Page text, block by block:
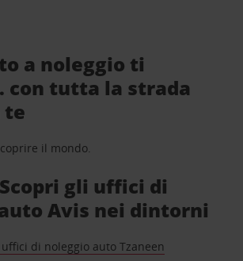
a noleggio ti
con tutta la strada
te
il mondo.
gli uffici di
Avis nei dintorni
di noleggio auto Tzaneen